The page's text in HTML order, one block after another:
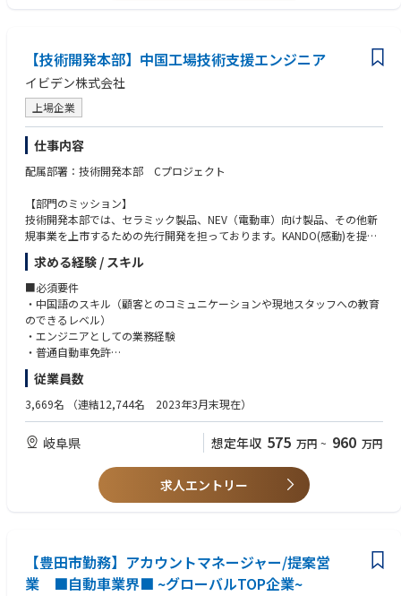
対応することができます。
【技術開発本部】中国工場技術支援エンジニア
イビデン株式会社
上場企業
仕事内容
配属部署：技術開発本部 Cプロジェクト
【部門のミッション】
技術開発本部では、セラミック製品、NEV（電動車）向け製品、その他新
規事業を上市するための先行開発を担っております。KANDO(感動)を提供
することにより、新規開発品を採用に結び付けることで、2027年までに2
00億円/年の売上を目指しています。
Cプロジェクトでは、中国の市場向けの新規事業開発を行っています。
【業務内容】
中国蘇州にある工場にて、EV向けの防炎塗料をはじめとしたNEV安全部材
の生産に携わっていただきます。
ッフの教育などを行っていただきます。
大垣北工場にて担当業務をキャッチアップいただいた後、1年以内を目安
に中国蘇州に駐在いただく予定となっています。
【業務の魅力】
ことが安全性確保において非常に重要です。担当製品は安全性確保に関わ
る重要な製品になります。
対応することができます。
求める経験 / スキル
■必須要件
・中国語のスキル（顧客とのコミュニケーションや現地スタッフへの教育
のできるレベル）
・エンジニアとしての業務経験
・普通自動車免許
■歓迎要件
・IATFの知見
従業員数
3,669名 （連結12,744名 2023年3月末現在）
岐阜県 想定年収 575 万円 ~ 960 万円
求人エントリー
【豊田市勤務】アカウントマネージャー/提案営
業 ■自動車業界■ ~グローバルTOP企業~